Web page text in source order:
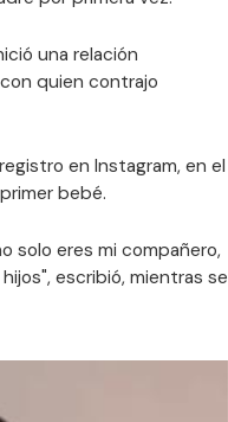
una relación
quien contrajo
en Instagram, en el
bebé.
solo eres mi compañero,
escribió, mientras se